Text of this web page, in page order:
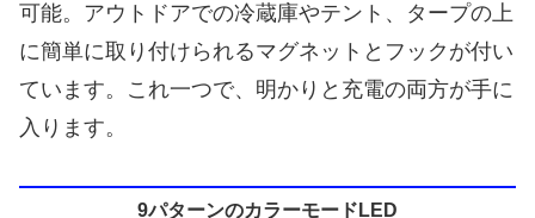
可能。アウトドアでの冷蔵庫やテント、タープの上
に簡単に取り付けられるマグネットとフックが付い
ています。これ一つで、明かりと充電の両方が手に
入ります。
9パターンのカラーモードLED